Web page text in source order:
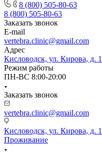
8 (800) 505-80-63
8 (800) 505-80-63
Заказать звонок
E-mail
vertebra.clinic@gmail.com
Адрес
Кисловодск, ул. Кирова, д. 1
Режим работы
ПН-ВС 8:00-20:00
Заказать звонок
vertebra.clinic@gmail.com
Кисловодск, ул. Кирова, д. 1
Проживание